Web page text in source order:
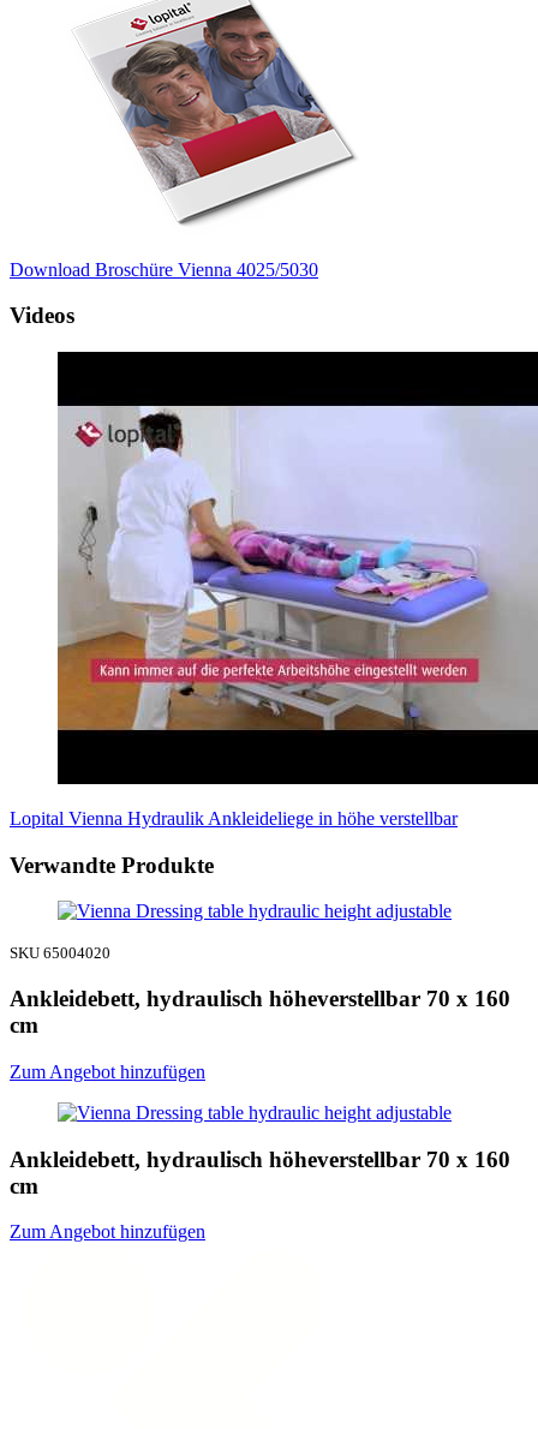
Download Broschüre Vienna 4025/5030
Videos
Lopital Vienna Hydraulik Ankleideliege in höhe verstellbar
Verwandte Produkte
SKU 65004020
Ankleidebett, hydraulisch höheverstellbar 70 x 160
cm
Zum Angebot hinzufügen
Ankleidebett, hydraulisch höheverstellbar 70 x 160
cm
Zum Angebot hinzufügen